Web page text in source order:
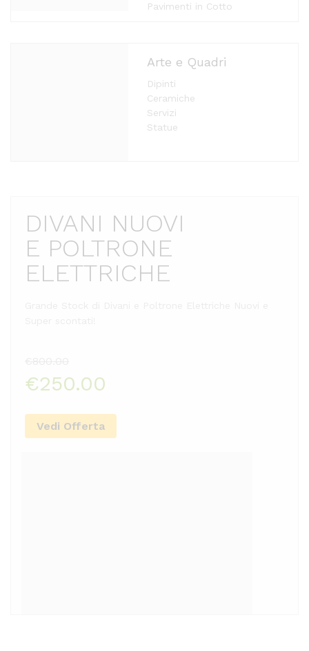
Pavimenti in Cotto
Arte e Quadri
Dipinti
Ceramiche
Servizi
Statue
DIVANI NUOVI
E POLTRONE
ELETTRICHE
€250.00
Vedi Offerta